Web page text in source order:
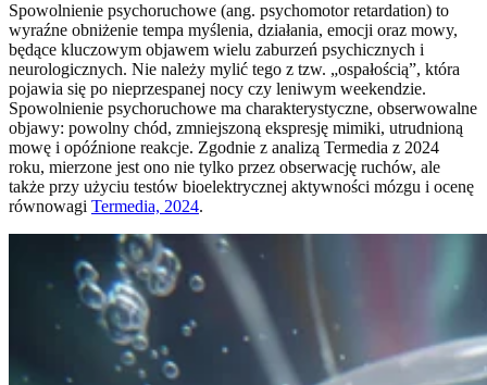
Spowolnienie psychoruchowe (ang. psychomotor retardation) to
wyraźne obniżenie tempa myślenia, działania, emocji oraz mowy,
będące kluczowym objawem wielu zaburzeń psychicznych i
neurologicznych. Nie należy mylić tego z tzw. „ospałością”, która
pojawia się po nieprzespanej nocy czy leniwym weekendzie.
Spowolnienie psychoruchowe ma charakterystyczne, obserwowalne
objawy: powolny chód, zmniejszoną ekspresję mimiki, utrudnioną
mowę i opóźnione reakcje. Zgodnie z analizą Termedia z 2024
roku, mierzone jest ono nie tylko przez obserwację ruchów, ale
także przy użyciu testów bioelektrycznej aktywności mózgu i ocenę
równowagi Termedia, 2024.